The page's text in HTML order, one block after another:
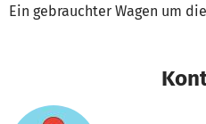
Ein gebrauchter Wagen um